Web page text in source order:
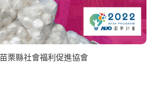
栗縣社會福利促進協會